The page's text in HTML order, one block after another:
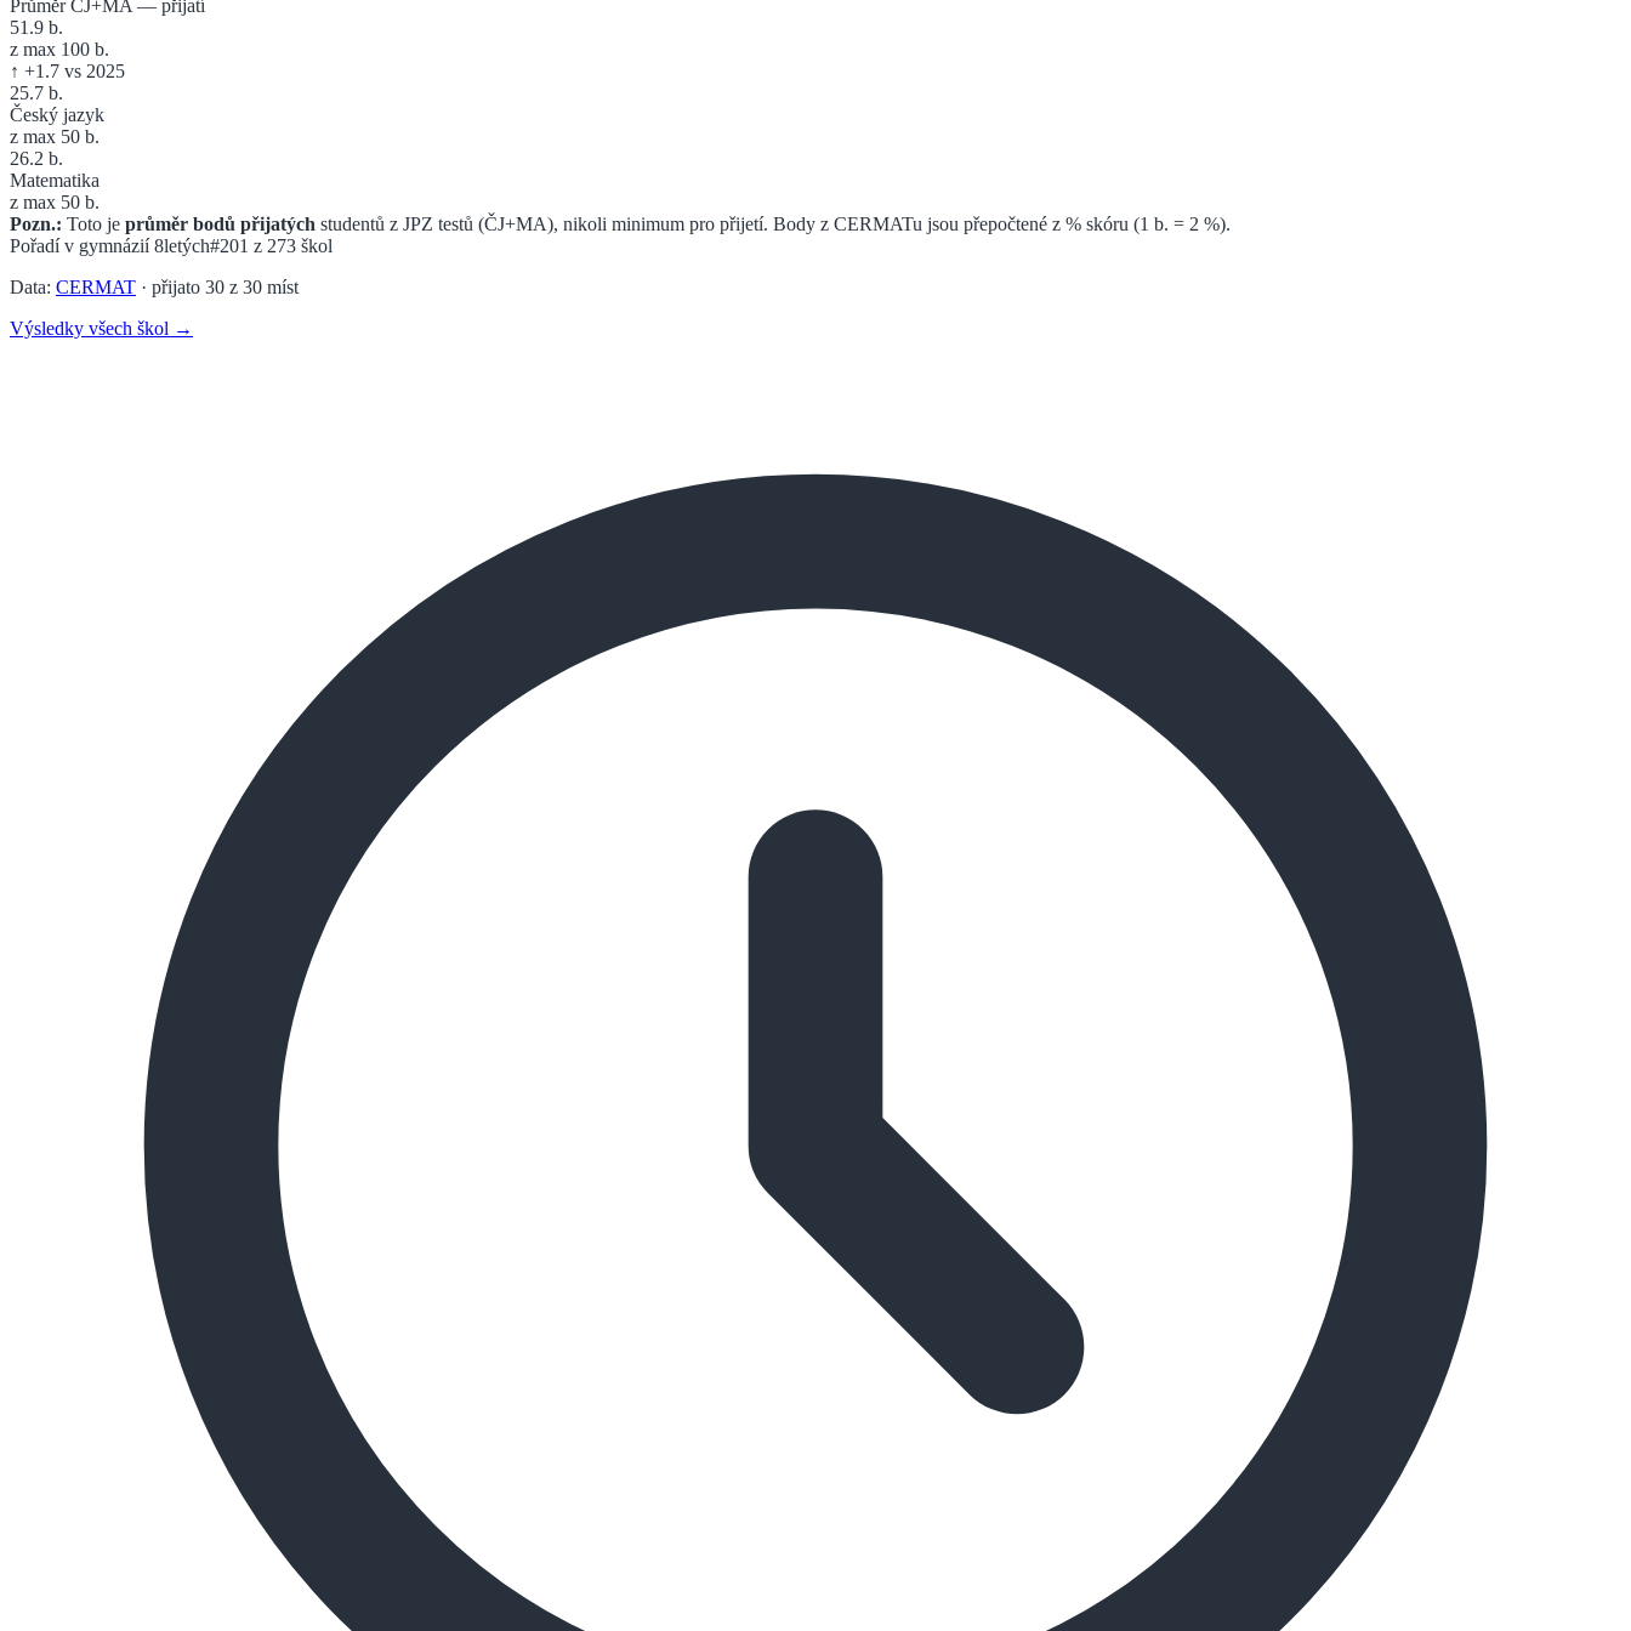
Průměr ČJ+MA — přijatí
51.9 b.
z max 100 b.
↑ +1.7 vs 2025
25.7 b.
Český jazyk
z max 50 b.
26.2 b.
Matematika
z max 50 b.
Pozn.: Toto je průměr bodů přijatých studentů z JPZ testů (ČJ+MA), nikoli minimum pro přijetí. Body z CERMATu jsou přepočtené z % skóru (1 b. = 2 %).
Pořadí v gymnázií 8letých#201 z 273 škol
Data: CERMAT · přijato 30 z 30 míst
Výsledky všech škol →